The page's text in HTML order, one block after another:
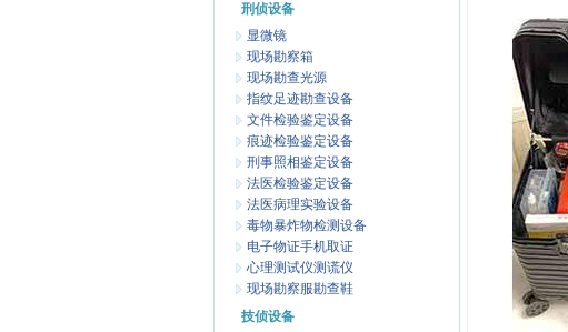
刑侦设备
显微镜
现场勘察箱
现场勘查光源
指纹足迹勘查设备
文件检验鉴定设备
痕迹检验鉴定设备
刑事照相鉴定设备
法医检验鉴定设备
法医病理实验设备
毒物暴炸物检测设备
电子物证手机取证
心理测试仪测谎仪
现场勘察服勘查鞋
技侦设备